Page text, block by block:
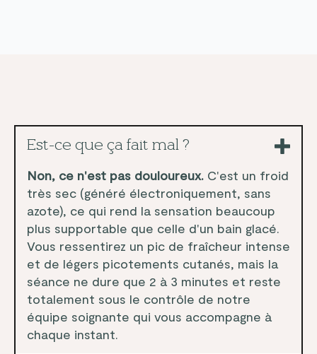
Est-ce que ça fait mal ?
Non, ce n'est pas douloureux. C'est un froid
très sec (généré électroniquement, sans
azote), ce qui rend la sensation beaucoup
plus supportable que celle d'un bain glacé.
Vous ressentirez un pic de fraîcheur intense
et de légers picotements cutanés, mais la
séance ne dure que 2 à 3 minutes et reste
totalement sous le contrôle de notre
équipe soignante qui vous accompagne à
chaque instant.